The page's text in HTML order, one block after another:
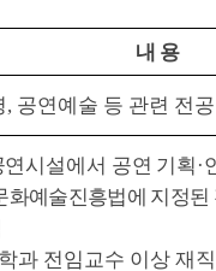
내 용
, 공연예술 등 관련 전공
시설에서 공연 기획 ·
화예술진흥법에 지정된
과 전임교수 이상 재